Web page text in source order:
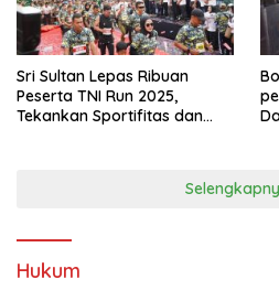
Sri Sultan Lepas Ribuan
Peserta TNI Run 2025,
Tekankan Sportifitas dan
Hukum